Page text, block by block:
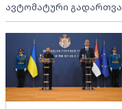
ავტომატური გადართვა